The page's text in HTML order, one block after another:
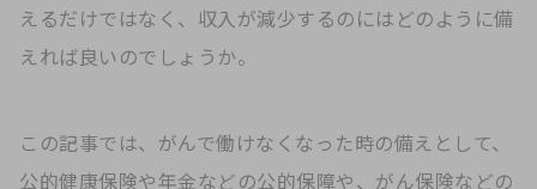
えるだけではなく、収入が減少するのにはどのように備
えれば良いのでしょうか。
この記事では、がんで働けなくなった時の備えとして、
公的健康保険や年金などの公的保障や、がん保険などの